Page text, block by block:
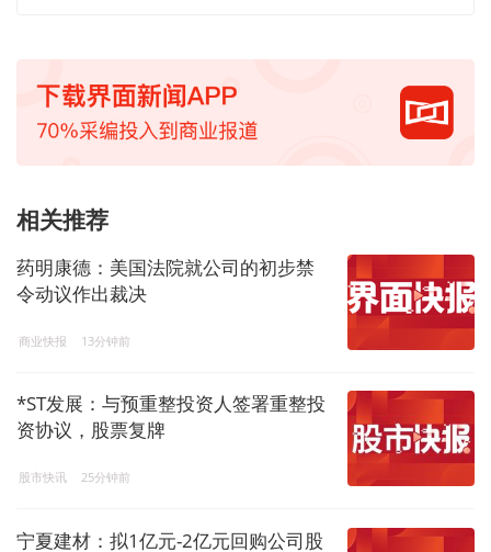
相关推荐
药明康德：美国法院就公司的初步禁
令动议作出裁决
商业快报 13分钟前
*ST发展：与预重整投资人签署重整投
资协议，股票复牌
股市快讯 25分钟前
宁夏建材：拟1亿元-2亿元回购公司股